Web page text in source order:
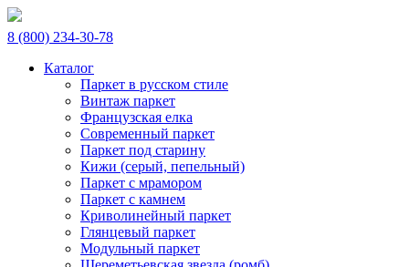
8 (800) 234-30-78
Каталог
Паркет в русском стиле
Винтаж паркет
Французская елка
Современный паркет
Паркет под старину
Кижи (серый, пепельный)
Паркет с мрамором
Паркет с камнем
Криволинейный паркет
Глянцевый паркет
Модульный паркет